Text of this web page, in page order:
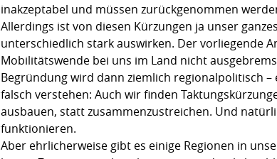
inakzeptabel und müssen zurückgenommen
Allerdings ist von diesen Kürzungen ja unser
unterschiedlich stark auswirken. Der vorliegende
Mobilitätswende bei uns im Land nicht
Begründung wird dann ziemlich regionalpolitisch
falsch verstehen: Auch wir finden
ausbauen, statt zusammenzustreichen. Und
funktionieren.
Aber ehrlicherweise gibt es einige Regionen in